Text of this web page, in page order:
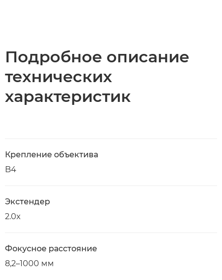
Подробное описание
технических
характеристик
Крепление объектива
B4
Экстендер
2.0x
Фокусное расстояние
8,2–1000 мм